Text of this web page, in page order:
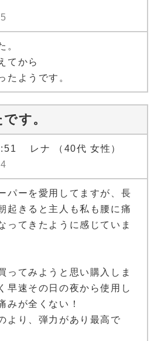
5
。
てから
たようです。
す。
レナ （40代 女性）
4
パーを愛用してますが、長
起きると主人も私も腰に痛
ってきたように感じていま
ってみようと思い購入しま
早速その日の夜から使用し
みが全くない！
より、弾力があり最高で